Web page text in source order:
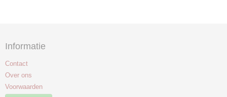
Informatie
Contact
Over ons
Voorwaarden